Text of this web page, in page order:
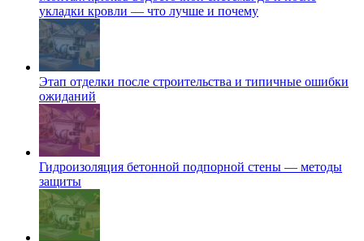
укладки кровли — что лучше и почему
Этап отделки после строительства и типичные ошибки
ожиданий
Гидроизоляция бетонной подпорной стены — методы
защиты